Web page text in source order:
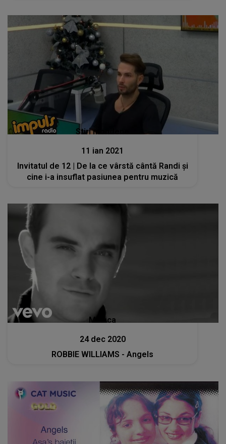
Stiri mondene
11 ian 2021
Invitatul de 12 | De la ce vârstă cântă Randi și
cine i-a insuflat pasiunea pentru muzică
Muzica
24 dec 2020
ROBBIE WILLIAMS - Angels